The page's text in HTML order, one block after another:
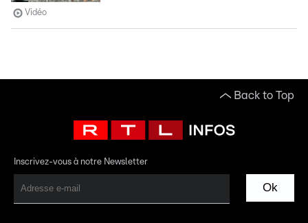
Vidéo
Back to Top
Inscrivez-vous à notre Newsletter
Ok